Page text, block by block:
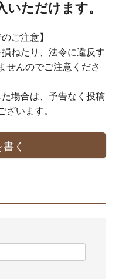
ただけます。
ご注意】
ねたり、法令に違反す
せんのでご注意くださ
場合は、予告なく投稿
ざいます。
く